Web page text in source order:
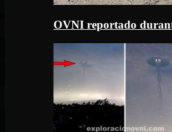
OVNI reportado